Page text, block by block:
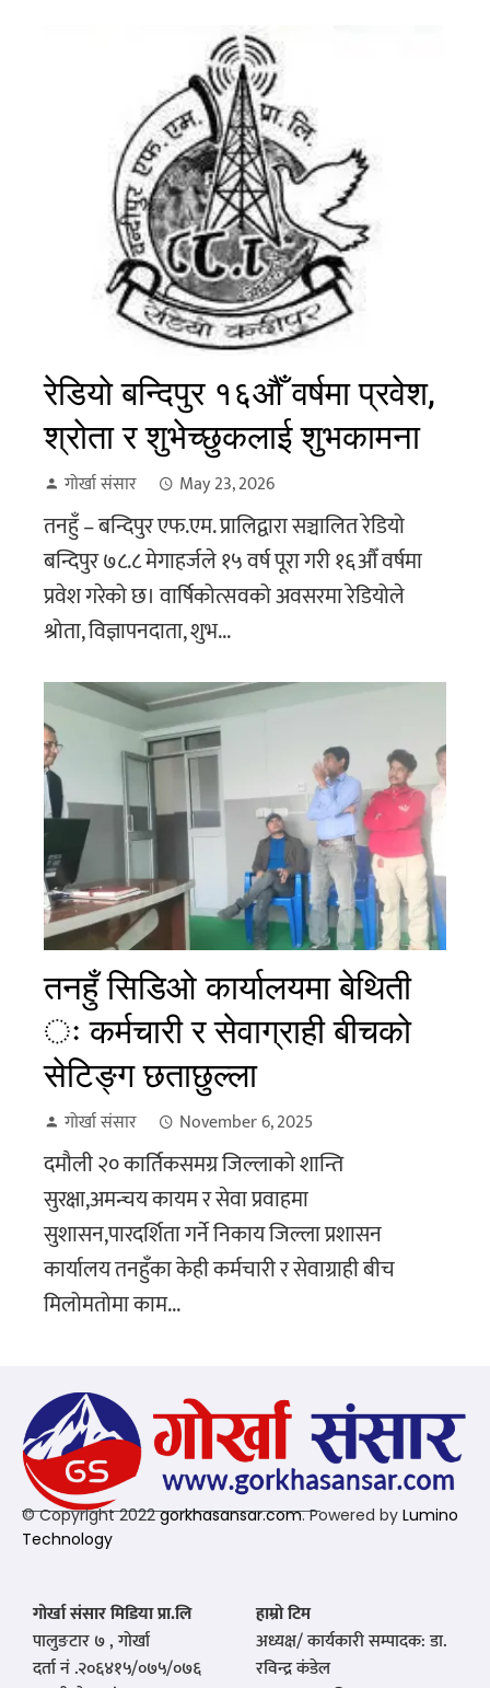
रेडियो बन्दिपुर १६औँ वर्षमा प्रवेश,
श्रोता र शुभेच्छुकलाई शुभकामना
गोर्खा संसार May 23, 2026
तनहुँ – बन्दिपुर एफ.एम. प्रालिद्वारा सञ्चालित रेडियो
बन्दिपुर ७८.८ मेगाहर्जले १५ वर्ष पूरा गरी १६औँ वर्षमा
प्रवेश गरेको छ। वार्षिकोत्सवको अवसरमा रेडियोले
श्रोता, विज्ञापनदाता, शुभ...
तनहुँ सिडिओ कार्यालयमा बेथिती
ः कर्मचारी र सेवाग्राही बीचको
सेटिङ्ग छताछुल्ला
गोर्खा संसार November 6, 2025
दमौली २० कार्तिकसमग्र जिल्लाको शान्ति
सुरक्षा,अमन्चय कायम र सेवा प्रवाहमा
सुशासन,पारदर्शिता गर्ने निकाय जिल्ला प्रशासन
कार्यालय तनहुँका केही कर्मचारी र सेवाग्राही बीच
मिलोमतोमा काम...
© Copyright 2022gorkhasansar.com. Powered by Lumino
Technology
गोर्खा संसार मिडिया प्रा.लि
पालुङटार ७ , गोर्खा
दर्ता नं .२०६४१५/०७५/०७६
हाम्रो टिम
अध्यक्ष/ कार्यकारी सम्पादक: डा.
रविन्द्र कंडेल